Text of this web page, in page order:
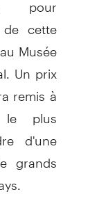
cette
Musée
Un prix
remis à
plus
d'une
grands